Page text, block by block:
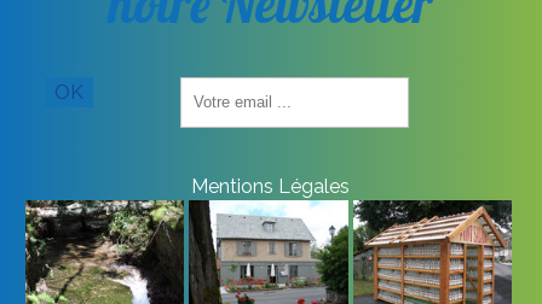
adresse
(obligatoire)
OK
Mentions Légales